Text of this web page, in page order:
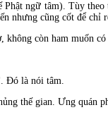
ngữ tâm). Tùy
nhưng cũng cốt để chỉ
không còn ham muốn
Ðó là nói tâm.
thế gian. Ưng